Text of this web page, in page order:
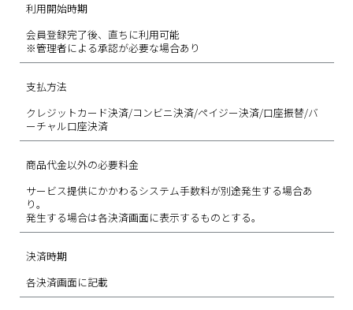
利用開始時期
会員登録完了後、直ちに利用可能
※管理者による承認が必要な場合あり
支払方法
クレジットカード決済/コンビニ決済/ペイジー決済/口座振替/バ
ーチャル口座決済
商品代金以外の必要料金
サービス提供にかかわるシステム手数料が別途発生する場合あ
り。
発生する場合は各決済画面に表示するものとする。
決済時期
各決済画面に記載